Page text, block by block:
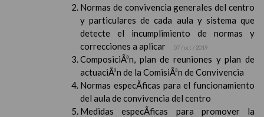
Normas de convivencia generales del centro
y particulares de cada aula y sistema que
detecte el incumplimiento de normas y
correcciones a aplicar
07 / oct / 2019
ComposiciÃ³n, plan de reuniones y plan de
actuaciÃ³n de la ComisiÃ³n de Convivencia
Normas especÃ­ficas para el funcionamiento
del aula de convivencia del centro
Medidas especÃ­ficas para promover la